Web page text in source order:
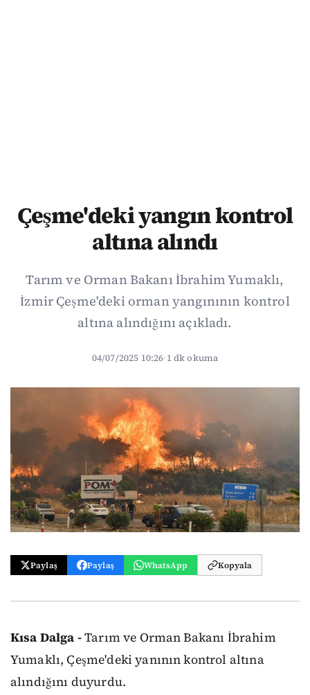
Çeşme'deki yangın kontrol
altına alındı
Tarım ve Orman Bakanı İbrahim Yumaklı,
İzmir Çeşme'deki orman yangınının kontrol
altına alındığını açıkladı.
04/07/2025 10:26·1 dk okuma
Paylaş Paylaş WhatsApp Kopyala
Kısa Dalga -Tarım ve Orman Bakanı İbrahim
Yumaklı, Çeşme'deki yanının kontrol altına
alındığını duyurdu.